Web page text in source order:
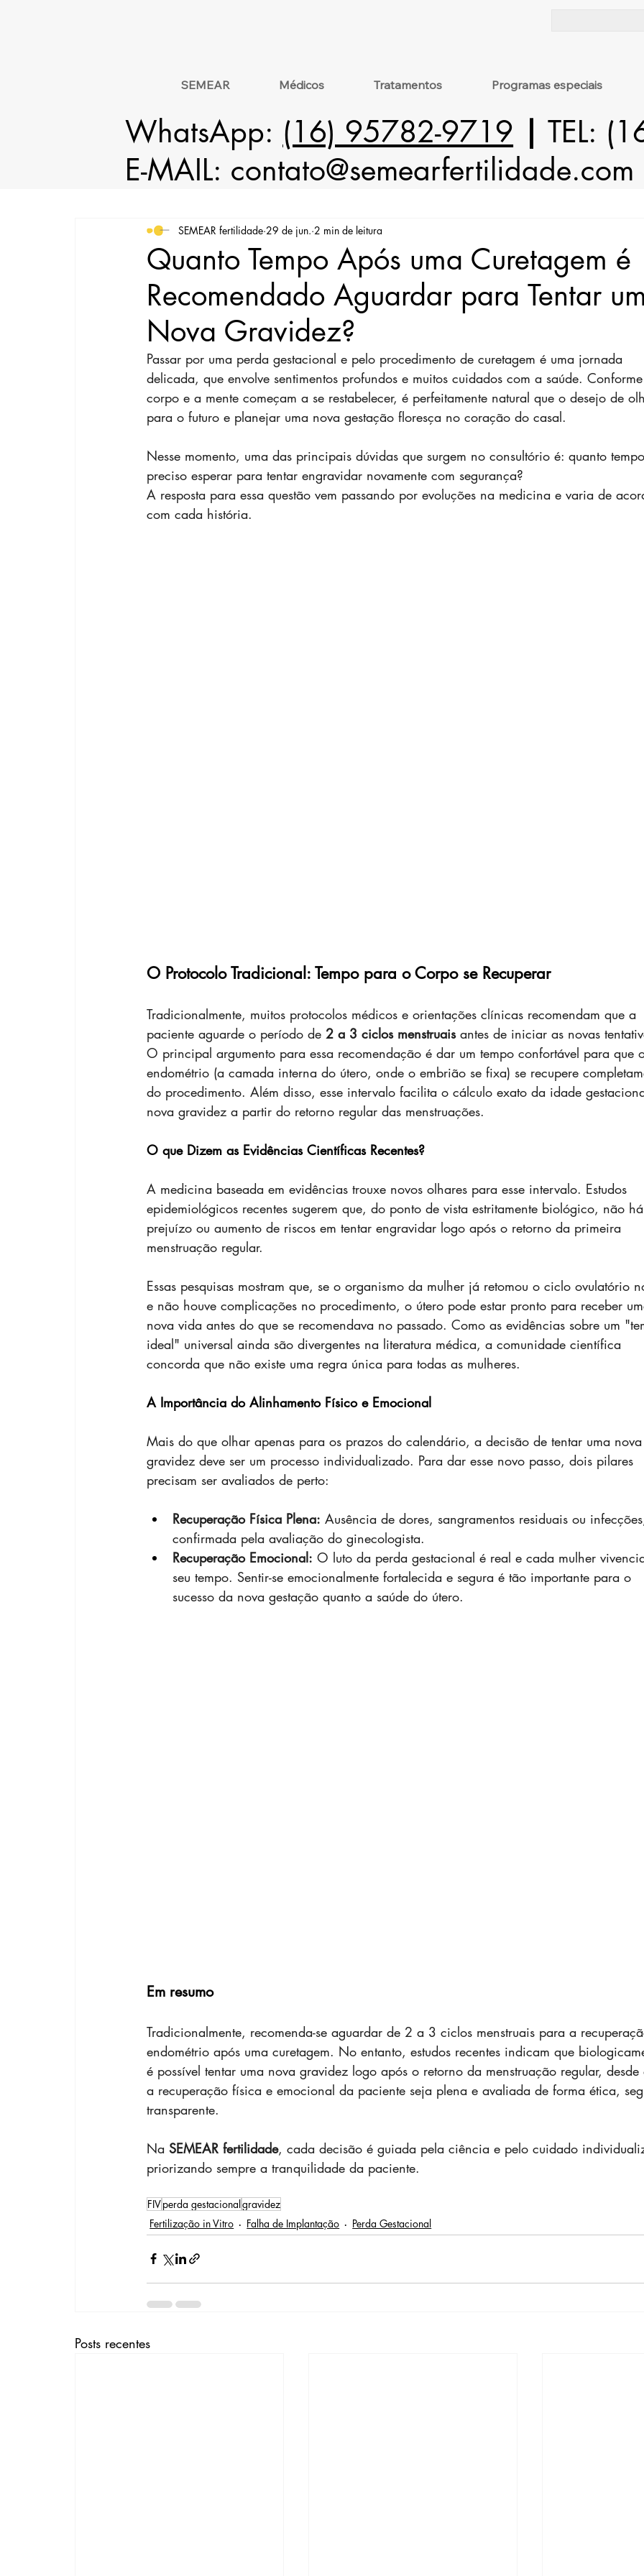
SEMEAR Médicos Tratamentos Programas especiais
WhatsApp: (16) 95782-9719 TEL:
E-MAIL: contato@semearfertilidade.com
Quanto Tempo Após uma Curetagem é
Recomendado Aguardar para Tentar
Nova Gravidez?
SEMEAR fertilidade 29 de jun. 2 min de leitura
Passar por uma perda gestacional e pelo procedimento de curetagem é uma jornada
delicada, que envolve sentimentos profundos e muitos cuidados com a saúde.
corpo e a mente começam a se restabelecer, é perfeitamente natural que o desejo de
para o futuro e planejar uma nova gestação floresça no coração do casal.
Nesse momento, uma das principais dúvidas que surgem no consultório é: quanto
preciso esperar para tentar engravidar novamente com segurança?
A resposta para essa questão vem passando por evoluções na medicina e varia de
com cada história.
O Protocolo Tradicional: Tempo para o Corpo se Recuperar
Tradicionalmente, muitos protocolos médicos e orientações clínicas recomendam que a
paciente aguarde o período de 2 a 3 ciclos menstruais antes de iniciar as novas
O principal argumento para essa recomendação é dar um tempo confortável para que
endométrio (a camada interna do útero, onde o embrião se fixa) se recupere
do procedimento. Além disso, esse intervalo facilita o cálculo exato da idade
nova gravidez a partir do retorno regular das menstruações.
O que Dizem as Evidências Científicas Recentes?
A medicina baseada em evidências trouxe novos olhares para esse intervalo. Estudos
epidemiológicos recentes sugerem que, do ponto de vista estritamente biológico, não há
prejuízo ou aumento de riscos em tentar engravidar logo após o retorno da primeira
menstruação regular.
Essas pesquisas mostram que, se o organismo da mulher já retomou o ciclo ovulatório
e não houve complicações no procedimento, o útero pode estar pronto para receber
nova vida antes do que se recomendava no passado. Como as evidências sobre um
ideal" universal ainda são divergentes na literatura médica, a comunidade científica
concorda que não existe uma regra única para todas as mulheres.
A Importância do Alinhamento Físico e Emocional
Mais do que olhar apenas para os prazos do calendário, a decisão de tentar uma nova
gravidez deve ser um processo individualizado. Para dar esse novo passo, dois pilares
precisam ser avaliados de perto:
Recuperação Física Plena: Ausência de dores, sangramentos residuais ou
confirmada pela avaliação do ginecologista.
Recuperação Emocional: O luto da perda gestacional é real e cada mulher
seu tempo. Sentir-se emocionalmente fortalecida e segura é tão importante para o
sucesso da nova gestação quanto a saúde do útero.
Em resumo
Tradicionalmente, recomenda-se aguardar de 2 a 3 ciclos menstruais para a
endométrio após uma curetagem. No entanto, estudos recentes indicam que
é possível tentar uma nova gravidez logo após o retorno da menstruação regular, desde
a recuperação física e emocional da paciente seja plena e avaliada de forma ética,
transparente.
Na SEMEAR fertilidade, cada decisão é guiada pela ciência e pelo cuidado
priorizando sempre a tranquilidade da paciente.
FIVperda gestacionalgravidez
Fertilização in Vitro
Falha de Implantação Perda Gestacional
Posts recentes